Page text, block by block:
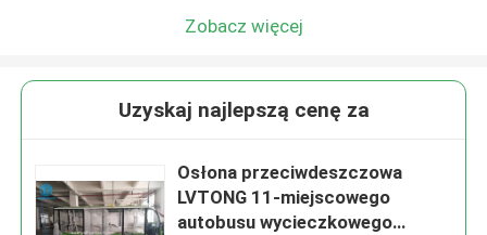
Zobacz więcej
Uzyskaj najlepszą cenę za
Osłona przeciwdeszczowa
LVTONG 11-miejscowego
autobusu wycieczkowego